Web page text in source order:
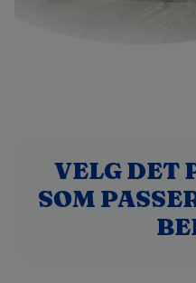
VELG DET
SOM